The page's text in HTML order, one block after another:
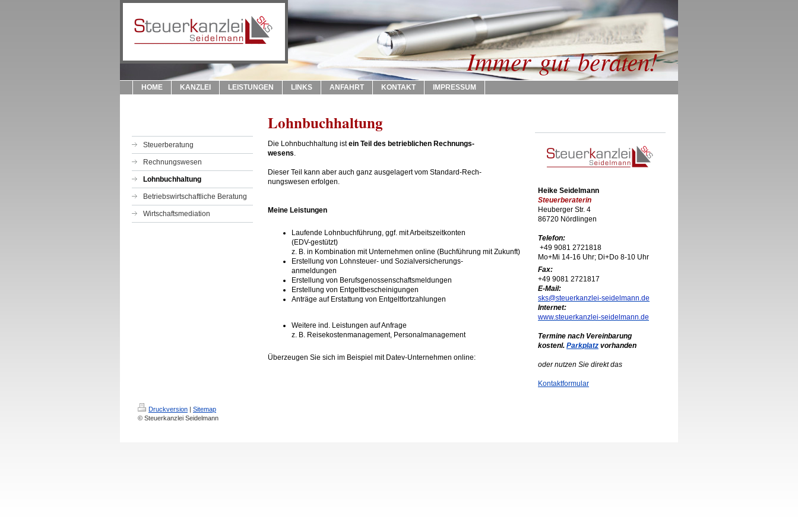
Immer gut beraten!
HOME KANZLEI LEISTUNGEN LINKS ANFAHRT KONTAKT IMPRESSUM
Steuerberatung
Rechnungswesen
Lohnbuchhaltung
Betriebswirtschaftliche Beratung
Wirtschaftsmediation
Lohnbuchhaltung
Die Lohnbuchhaltung istein Teil des betrieblichen Rechnungs-
wesens.
Dieser Teil kann aber auch ganz ausgelagert vom Standard-Rech-
nungswesen erfolgen.
Meine Leistungen
Laufende Lohnbuchführung, ggf. mit Arbeitszeitkonten
(EDV-gestützt)
z. B. in Kombination mit Unternehmen online (Buchführung mit Zukunft)
Erstellung von Lohnsteuer- und Sozialversicherungs-
anmeldungen
Erstellung von Berufsgenossenschaftsmeldungen
Erstellung von Entgeltbescheinigungen
Anträge auf Erstattung von Entgeltfortzahlungen
Weitere ind. Leistungen auf Anfrage
z. B. Reisekostenmanagement, Personalmanagement
Überzeugen Sie sich im Beispiel mit Datev-Unternehmen online:
Heike Seidelmann
Steuerberaterin
Heuberger Str. 4
86720 Nördlingen
Telefon:
+49 9081 2721818
Mo+Mi 14-16 Uhr; Di+Do 8-10 Uhr
Fax:
+49 9081 2721817
E-Mail:
sks@steuerkanzlei-seidelmann.de
Internet:
www.steuerkanzlei-seidelmann.de
Termine nach Vereinbarung
kostenl. Parkplatz vorhanden
oder nutzen Sie direkt das
Kontaktformular
Druckversion | Sitemap
© Steuerkanzlei Seidelmann